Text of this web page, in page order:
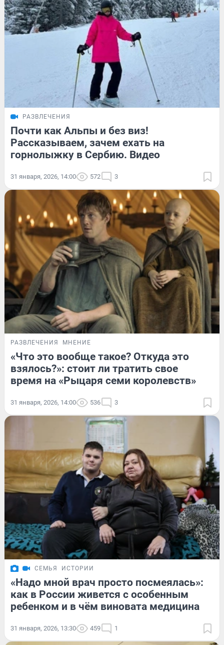
РАЗВЛЕЧЕНИЯ
Почти как Альпы и без виз!
Рассказываем, зачем ехать на
горнолыжку в Сербию. Видео
31 января, 2026, 14:00 572 3
РАЗВЛЕЧЕНИЯ МНЕНИЕ
«Что это вообще такое? Откуда это
взялось?»: стоит ли тратить свое
время на «Рыцаря семи королевств»
31 января, 2026, 14:00 536 3
СЕМЬЯ ИСТОРИИ
«Надо мной врач просто посмеялась»:
как в России живется с особенным
ребенком и в чём виновата медицина
31 января, 2026, 13:30 459 1